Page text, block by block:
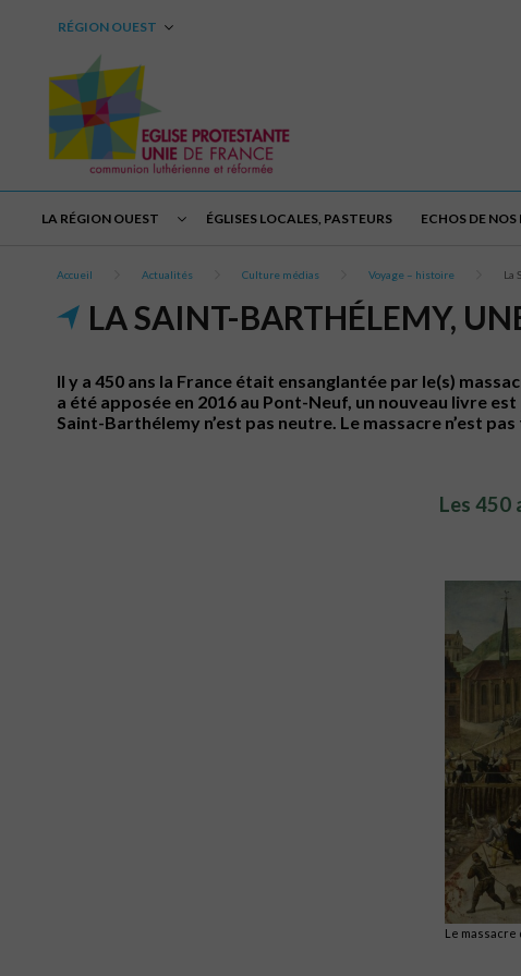
RÉGION OUEST
LA RÉGION OUEST ÉGLISES LOCALES, PASTEURS ECHOS DE NOS
Accueil Actualités Culture médias Voyage – histoire La
LA SAINT-BARTHÉLEMY,
Il y a 450 ans la France était ensanglantée par le(s)
a été apposée en 2016 au Pont-Neuf, un nouveau livre
Saint-Barthélemy n’est pas neutre. Le massacre n’est
Les 450
Le massacre